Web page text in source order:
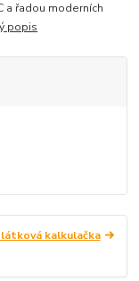
a řadou moderních
popis
kalkulačka